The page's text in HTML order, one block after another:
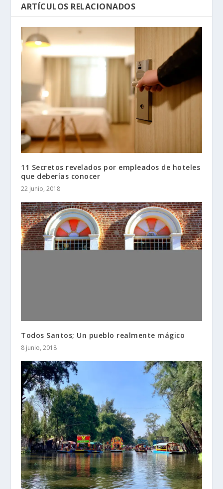
ARTÍCULOS RELACIONADOS
11 Secretos revelados por empleados de hoteles
que deberías conocer
22 junio, 2018
Todos Santos; Un pueblo realmente mágico
8 junio, 2018